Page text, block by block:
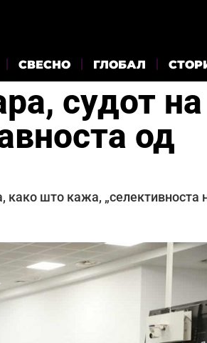
СВЕСНО ГЛОБАЛ
судот на
од
што кажа, „селективноста